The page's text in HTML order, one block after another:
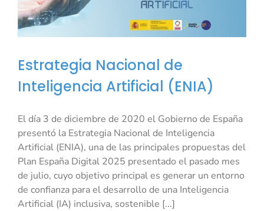
Estrategia Nacional de
Inteligencia Artificial (ENIA)
El día 3 de diciembre de 2020 el Gobierno de España
presentó la Estrategia Nacional de Inteligencia
Artificial (ENIA), una de las principales propuestas del
Plan España Digital 2025 presentado el pasado mes
de julio, cuyo objetivo principal es generar un entorno
de confianza para el desarrollo de una Inteligencia
Artificial (IA) inclusiva, sostenible [...]